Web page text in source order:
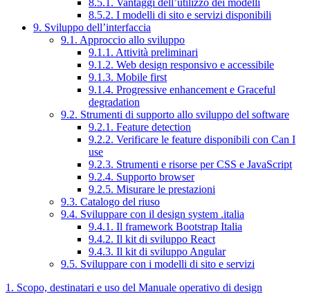
8.5.2. I modelli di sito e servizi disponibili
9. Sviluppo dell’interfaccia
9.1. Approccio allo sviluppo
9.1.1. Attività preliminari
9.1.2. Web design responsivo e accessibile
9.1.3. Mobile first
9.1.4. Progressive enhancement e Graceful
degradation
9.2. Strumenti di supporto allo sviluppo del software
9.2.1. Feature detection
9.2.2. Verificare le feature disponibili con Can I
use
9.2.3. Strumenti e risorse per CSS e JavaScript
9.2.4. Supporto browser
9.2.5. Misurare le prestazioni
9.3. Catalogo del riuso
9.4. Sviluppare con il design system .italia
9.4.1. Il framework Bootstrap Italia
9.4.2. Il kit di sviluppo React
9.4.3. Il kit di sviluppo Angular
9.5. Sviluppare con i modelli di sito e servizi
1. Scopo, destinatari e uso del Manuale operativo di design